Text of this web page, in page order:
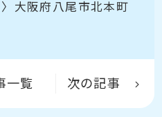
大阪府八尾市北本町
一覧 次の記事